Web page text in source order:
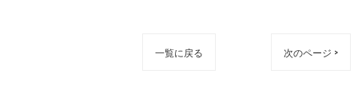
一覧に戻る 次のページ >